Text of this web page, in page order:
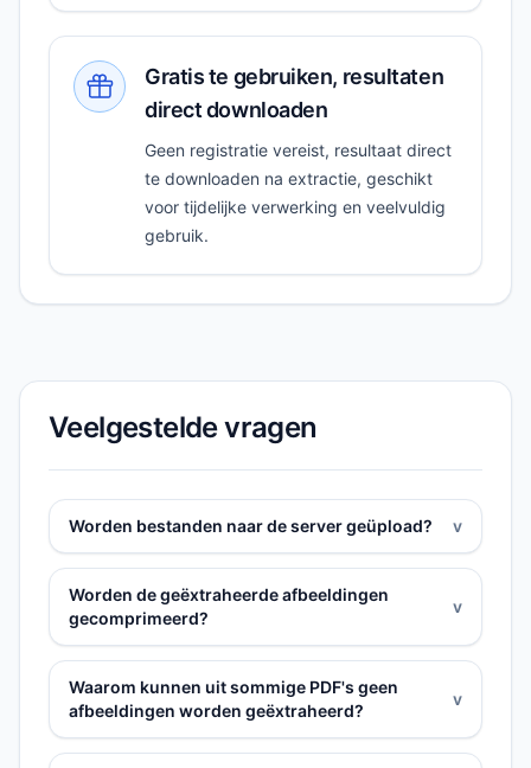
Gratis te gebruiken, resultaten
direct downloaden
Geen registratie vereist, resultaat direct
te downloaden na extractie, geschikt
voor tijdelijke verwerking en veelvuldig
gebruik.
Veelgestelde vragen
Worden bestanden naar de server geüpload? v
Worden de geëxtraheerde afbeeldingen
gecomprimeerd?
v
Waarom kunnen uit sommige PDF's geen
afbeeldingen worden geëxtraheerd?
v